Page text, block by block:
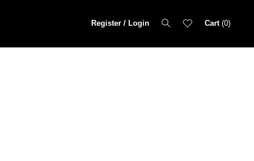
Register / Login Cart 0